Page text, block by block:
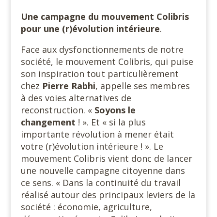
Une campagne du mouvement Colibris
pour une (r)évolution intérieure.
Face aux dysfonctionnements de notre
société, le mouvement Colibris, qui puise
son inspiration tout particulièrement
chez Pierre Rabhi, appelle ses membres
à des voies alternatives de
reconstruction. « Soyons le
changement ! ». Et « si la plus
importante révolution à mener était
votre (r)évolution intérieure ! ». Le
mouvement Colibris vient donc de lancer
une nouvelle campagne citoyenne dans
ce sens. « Dans la continuité du travail
réalisé autour des principaux leviers de la
société : économie, agriculture,